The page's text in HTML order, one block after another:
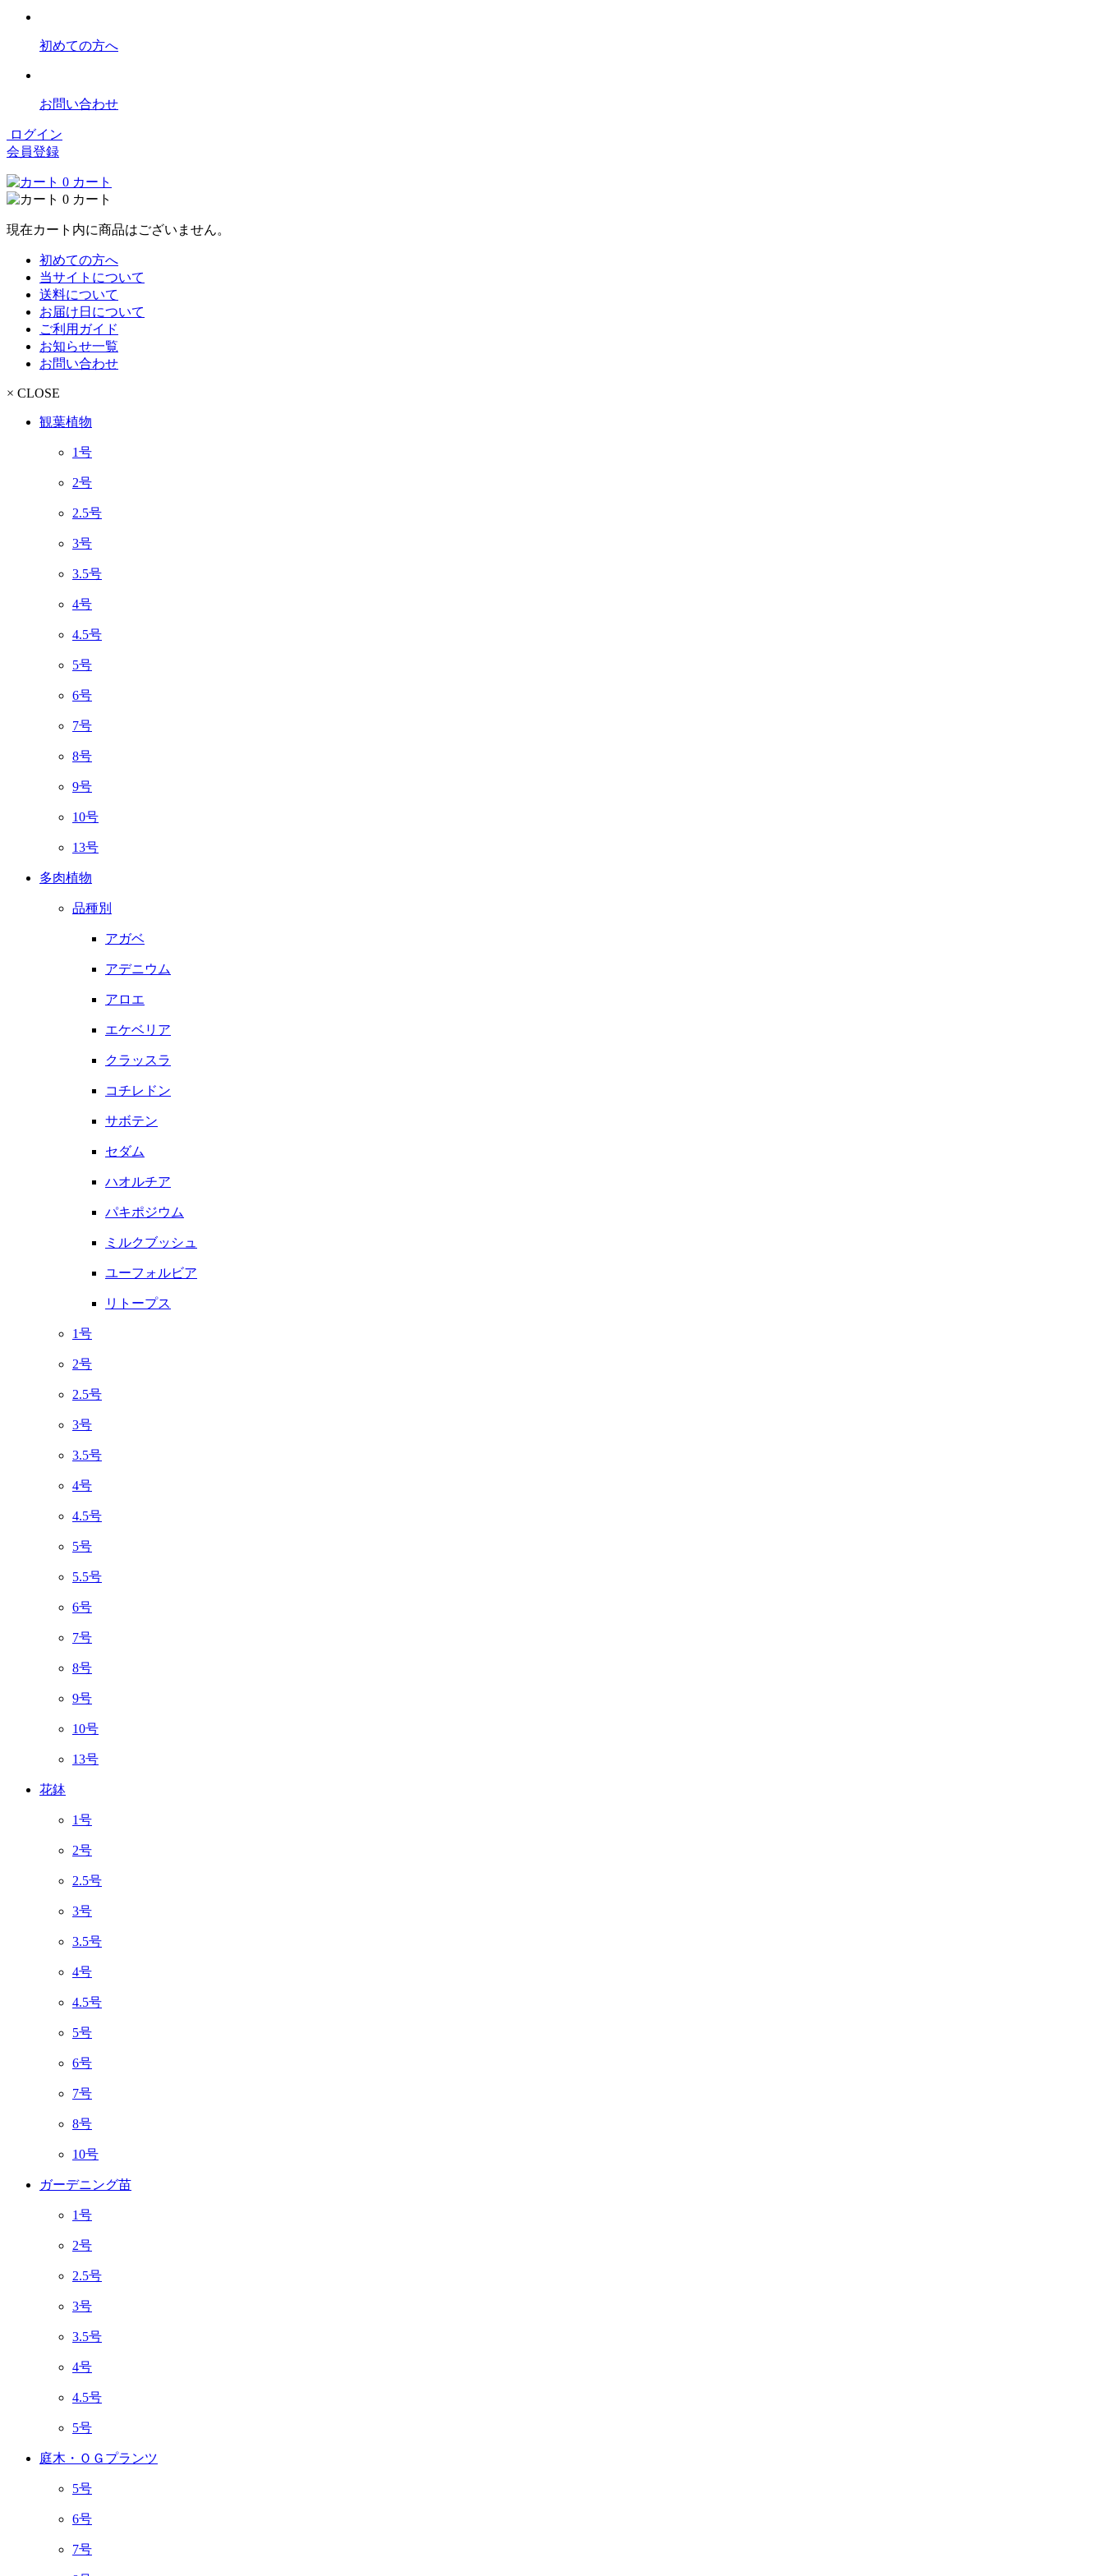
初めての方へ
お問い合わせ
ログイン
会員登録
0 カート
0 カート
現在カート内に商品はございません。
初めての方へ
当サイトについて
送料について
お届け日について
ご利用ガイド
お知らせ一覧
お問い合わせ
× CLOSE
観葉植物
1号
2号
2.5号
3号
3.5号
4号
4.5号
5号
6号
7号
8号
9号
10号
13号
多肉植物
品種別
アガベ
アデニウム
アロエ
エケベリア
クラッスラ
コチレドン
サボテン
セダム
ハオルチア
パキポジウム
ミルクブッシュ
ユーフォルビア
リトープス
1号
2号
2.5号
3号
3.5号
4号
4.5号
5号
5.5号
6号
7号
8号
9号
10号
13号
花鉢
1号
2号
2.5号
3号
3.5号
4号
4.5号
5号
6号
7号
8号
10号
ガーデニング苗
1号
2号
2.5号
3号
3.5号
4号
4.5号
5号
庭木・ＯＧプランツ
5号
6号
7号